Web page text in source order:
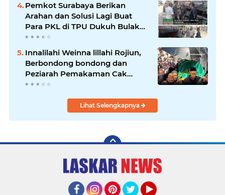
Pemkot Surabaya Berikan
Arahan dan Solusi Lagi Buat
Para PKL di TPU Dukuh Bulak
Banteng Surabaya
Innalilahi Weinna lillahi Rojiun,
Berbondong bondong dan
Peziarah Pemakaman Cak
Soleh.
Lihat Selengkapnya